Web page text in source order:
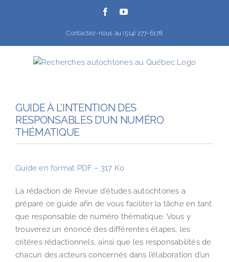
FacebookYouTube
Contactez-nous au (514) 277-6178
GUIDE À L’INTENTION DES
RESPONSABLES D’UN NUMÉRO
THÉMATIQUE
Guide en format PDF – 317 Ko
La rédaction de Revue d’études autochtones a
préparé ce guide afin de vous faciliter la tâche en tant
que responsable de numéro thématique. Vous y
trouverez un énoncé des différentes étapes, les
critères rédactionnels, ainsi que les responsabilités de
chacun des acteurs concernés dans l’élaboration d’un